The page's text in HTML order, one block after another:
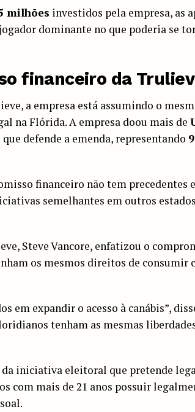
milhões investidos pela empresa, as
dominante no que poderia se
financeiro da
a empresa está assumindo o
na Flórida. A empresa doou mais de
que defende a emenda, representando
financeiro não tem precedentes
semelhantes em outros
Steve Vancore, enfatizou o
os mesmos direitos de consumir
em expandir o acesso à canábis”,
tenham as mesmas
da iniciativa eleitoral que pretende
com mais de 21 anos possuir